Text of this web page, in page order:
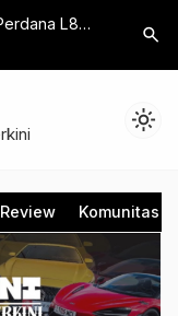
L8
IMOS
search
light_mode
Review Komunitas